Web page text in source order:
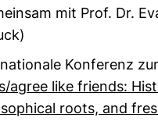
mit Prof. Dr.
Konferenz
agree like friends:
roots, and